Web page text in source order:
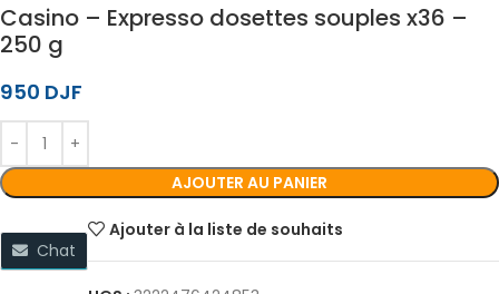
Casino – Expresso dosettes souples x36 –
250 g
950 DJF
AJOUTER AU PANIER
Ajouter à la liste de souhaits
Chat